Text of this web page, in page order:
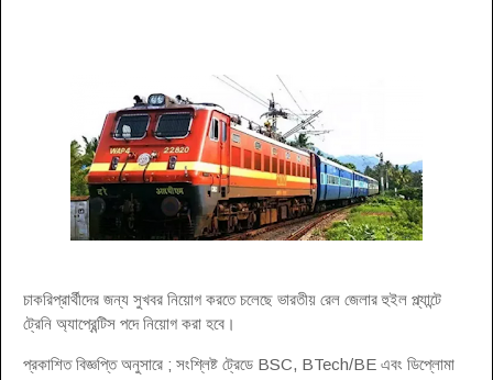
চাকরিপ্রার্থীদের জন্য সুখবর নিয়োগ করতে চলেছে ভারতীয় রেল জেলার হুইল প্ল্যান্টে
ট্রেনি অ্যাপ্রেন্টিস পদে নিয়োগ করা হবে।
প্রকাশিত বিজ্ঞপ্তি অনুসারে ; সংশ্লিষ্ট ট্রেডে BSC, BTech/BE এবং ডিপ্লোমা